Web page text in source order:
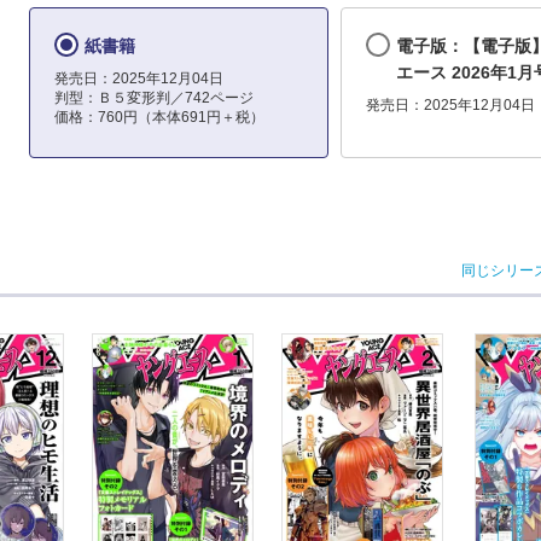
紙書籍
発売日：2025年12月04日
判型：Ｂ５変形判／742ページ
価格：760円（本体691円＋税）
電子版：【電子版
エース 2026年1月
発売日：2025年12月04日
同じシリー